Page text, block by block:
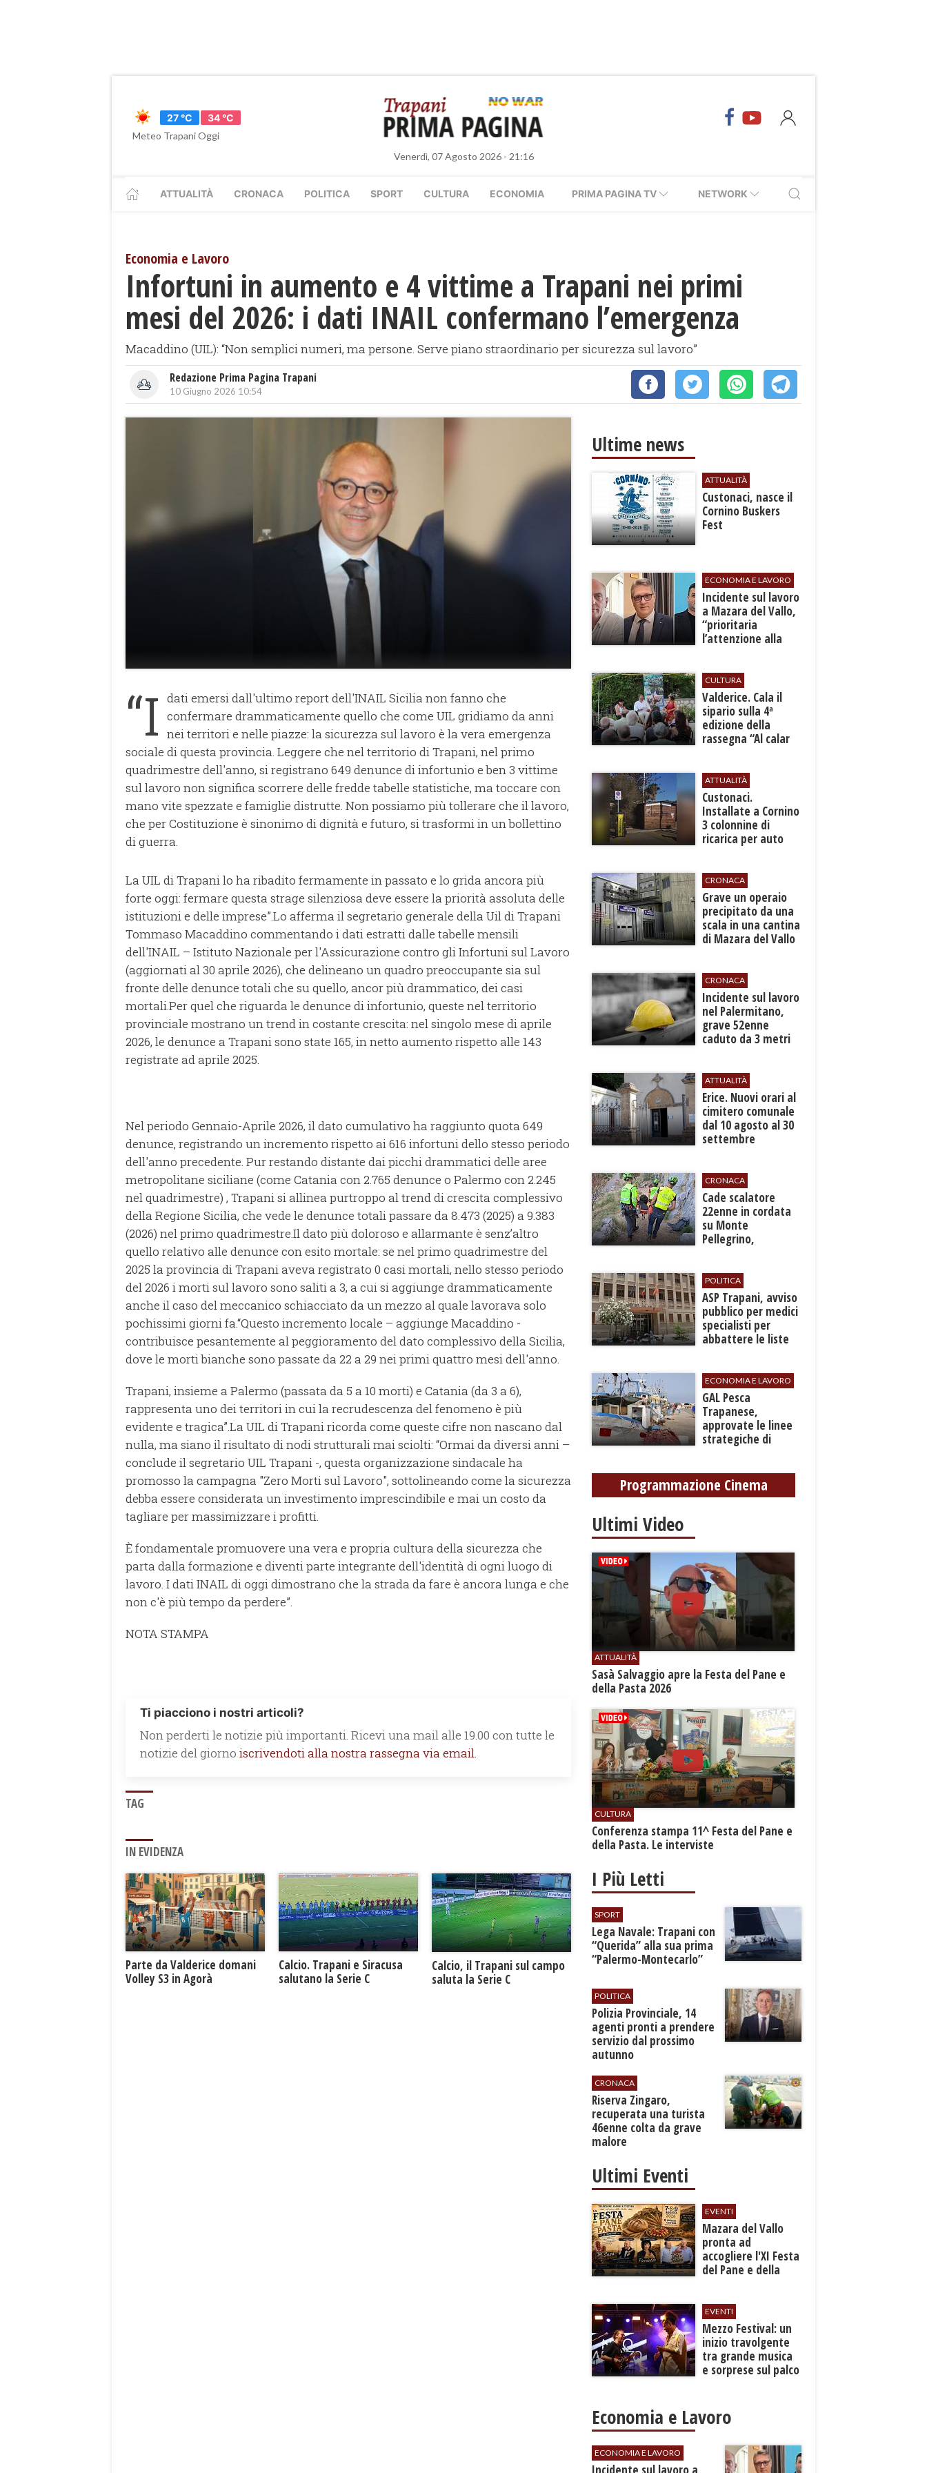
27 °C
34 °C
Meteo Trapani Oggi
Venerdì, 07 Agosto 2026 - 21:16
ATTUALITÀ CRONACA POLITICA SPORT CULTURA ECONOMIA PRIMA PAGINA TV NETWORK
Economia e Lavoro
Infortuni in aumento e 4 vittime a Trapani nei primi
mesi del 2026: i dati INAIL confermano l’emergenza
Macaddino (UIL): “Non semplici numeri, ma persone. Serve piano straordinario per sicurezza sul lavoro”
Redazione Prima Pagina Trapani
10 Giugno 2026 10:54
“I dati emersi dall'ultimo report dell'INAIL Sicilia non fanno che
confermare drammaticamente quello che come UIL gridiamo da anni
nei territori e nelle piazze: la sicurezza sul lavoro è la vera emergenza
sociale di questa provincia. Leggere che nel territorio di Trapani, nel primo
quadrimestre dell'anno, si registrano 649 denunce di infortunio e ben 3 vittime
sul lavoro non significa scorrere delle fredde tabelle statistiche, ma toccare con
mano vite spezzate e famiglie distrutte. Non possiamo più tollerare che il lavoro,
che per Costituzione è sinonimo di dignità e futuro, si trasformi in un bollettino
di guerra.
La UIL di Trapani lo ha ribadito fermamente in passato e lo grida ancora più
forte oggi: fermare questa strage silenziosa deve essere la priorità assoluta delle
istituzioni e delle imprese”.Lo afferma il segretario generale della Uil di Trapani
Tommaso Macaddino commentando i dati estratti dalle tabelle mensili
dell'INAIL – Istituto Nazionale per l'Assicurazione contro gli Infortuni sul Lavoro
(aggiornati al 30 aprile 2026), che delineano un quadro preoccupante sia sul
fronte delle denunce totali che su quello, ancor più drammatico, dei casi
mortali.Per quel che riguarda le denunce di infortunio, queste nel territorio
provinciale mostrano un trend in costante crescita: nel singolo mese di aprile
2026, le denunce a Trapani sono state 165, in netto aumento rispetto alle 143
registrate ad aprile 2025.
Nel periodo Gennaio-Aprile 2026, il dato cumulativo ha raggiunto quota 649
denunce, registrando un incremento rispetto ai 616 infortuni dello stesso periodo
dell'anno precedente. Pur restando distante dai picchi drammatici delle aree
metropolitane siciliane (come Catania con 2.765 denunce o Palermo con 2.245
nel quadrimestre) , Trapani si allinea purtroppo al trend di crescita complessivo
della Regione Sicilia, che vede le denunce totali passare da 8.473 (2025) a 9.383
(2026) nel primo quadrimestre.Il dato più doloroso e allarmante è senz’altro
quello relativo alle denunce con esito mortale: se nel primo quadrimestre del
2025 la provincia di Trapani aveva registrato 0 casi mortali, nello stesso periodo
del 2026 i morti sul lavoro sono saliti a 3, a cui si aggiunge drammaticamente
anche il caso del meccanico schiacciato da un mezzo al quale lavorava solo
pochissimi giorni fa.“Questo incremento locale – aggiunge Macaddino -
contribuisce pesantemente al peggioramento del dato complessivo della Sicilia,
dove le morti bianche sono passate da 22 a 29 nei primi quattro mesi dell'anno.
Trapani, insieme a Palermo (passata da 5 a 10 morti) e Catania (da 3 a 6),
rappresenta uno dei territori in cui la recrudescenza del fenomeno è più
evidente e tragica”.La UIL di Trapani ricorda come queste cifre non nascano dal
nulla, ma siano il risultato di nodi strutturali mai sciolti: “Ormai da diversi anni –
conclude il segretario UIL Trapani -, questa organizzazione sindacale ha
promosso la campagna "Zero Morti sul Lavoro", sottolineando come la sicurezza
debba essere considerata un investimento imprescindibile e mai un costo da
tagliare per massimizzare i profitti.
È fondamentale promuovere una vera e propria cultura della sicurezza che
parta dalla formazione e diventi parte integrante dell'identità di ogni luogo di
lavoro. I dati INAIL di oggi dimostrano che la strada da fare è ancora lunga e che
non c'è più tempo da perdere”.
NOTA STAMPA
Ti piacciono i nostri articoli?
Non perderti le notizie più importanti. Ricevi una mail alle 19.00 con tutte le
notizie del giorno iscrivendoti alla nostra rassegna via email.
TAG
IN EVIDENZA
Parte da Valderice domani
Volley S3 in Agorà
Calcio. Trapani e Siracusa
salutano la Serie C
Calcio, il Trapani sul campo
saluta la Serie C
Ultime news
ATTUALITÀ
Custonaci, nasce il
Cornino Buskers
Fest
ECONOMIA E LAVORO
​Incidente sul lavoro
a Mazara del Vallo,
“prioritaria
l’attenzione alla
CULTURA
Valderice. Cala il
sipario sulla 4ª
edizione della
rassegna “Al calar
ATTUALITÀ
Custonaci.
Installate a Cornino
3 colonnine di
ricarica per auto
CRONACA
​Grave un operaio
precipitato da una
scala in una cantina
di Mazara del Vallo
CRONACA
​Incidente sul lavoro
nel Palermitano,
grave 52enne
caduto da 3 metri
ATTUALITÀ
​Erice. Nuovi orari al
cimitero comunale
dal 10 agosto al 30
settembre
CRONACA
​Cade scalatore
22enne in cordata
su Monte
Pellegrino,
gamba
POLITICA
ASP Trapani, avviso
pubblico per medici
specialisti per
abbattere le liste
ECONOMIA E LAVORO
GAL Pesca
Trapanese,
approvate le linee
strategiche di
settembre
Programmazione Cinema
Ultimi Video
ATTUALITÀ
Sasà Salvaggio apre la Festa del Pane e
della Pasta 2026
CULTURA
Conferenza stampa 11^ Festa del Pane e
della Pasta. Le interviste
I Più Letti
SPORT
​Lega Navale: Trapani con
“Querida” alla sua prima
“Palermo-Montecarlo”
POLITICA
​Polizia Provinciale, 14
agenti pronti a prendere
servizio dal prossimo
autunno
CRONACA
​Riserva Zingaro,
recuperata una turista
46enne colta da grave
malore
Ultimi Eventi
EVENTI
Mazara del Vallo
pronta ad
accogliere l'XI Festa
del Pane e della
EVENTI
Mezzo Festival: un
inizio travolgente
tra grande musica
e sorprese sul palco
Economia e Lavoro
ECONOMIA E LAVORO
​Incidente sul lavoro a